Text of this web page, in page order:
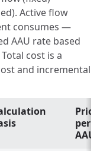
Active flow
consumes —
AAU rate based
cost is a
and incremental
Price
per
AAU